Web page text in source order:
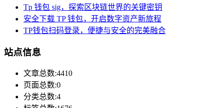
Tp 钱包 sig，探索区块链世界的关键密钥
安全下载 TP 钱包，开启数字资产新旅程
TP钱包扫码登录，便捷与安全的完美融合
站点信息
文章总数:4410
页面总数:0
分类总数:4